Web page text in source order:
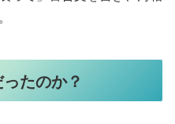
たのか？